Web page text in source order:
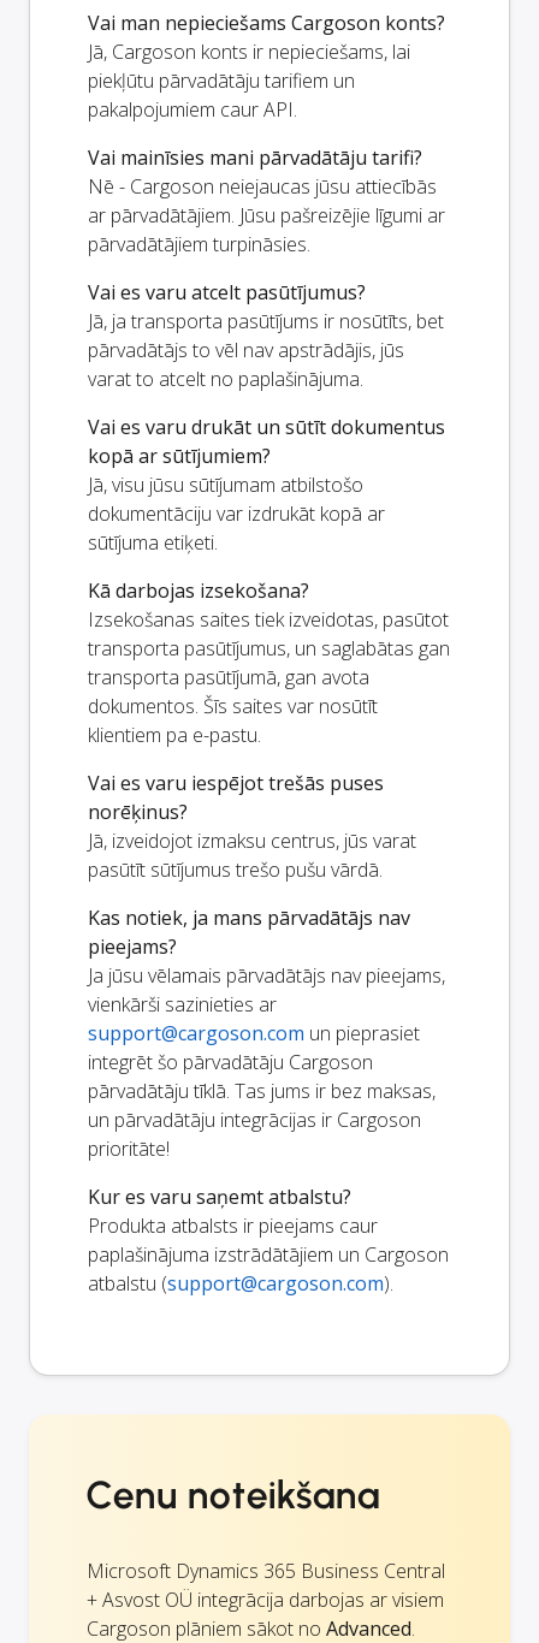
Vai man nepieciešams Cargoson konts?
Jā, Cargoson konts ir nepieciešams, lai
piekļūtu pārvadātāju tarifiem un
pakalpojumiem caur API.
Vai mainīsies mani pārvadātāju tarifi?
Nē - Cargoson neiejaucas jūsu attiecībās
ar pārvadātājiem. Jūsu pašreizējie līgumi ar
pārvadātājiem turpināsies.
Vai es varu atcelt pasūtījumus?
Jā, ja transporta pasūtījums ir nosūtīts, bet
pārvadātājs to vēl nav apstrādājis, jūs
varat to atcelt no paplašinājuma.
Vai es varu drukāt un sūtīt dokumentus
kopā ar sūtījumiem?
Jā, visu jūsu sūtījumam atbilstošo
dokumentāciju var izdrukāt kopā ar
sūtījuma etiķeti.
Kā darbojas izsekošana?
Izsekošanas saites tiek izveidotas, pasūtot
transporta pasūtījumus, un saglabātas gan
transporta pasūtījumā, gan avota
dokumentos. Šīs saites var nosūtīt
klientiem pa e-pastu.
Vai es varu iespējot trešās puses
norēķinus?
Jā, izveidojot izmaksu centrus, jūs varat
pasūtīt sūtījumus trešo pušu vārdā.
Kas notiek, ja mans pārvadātājs nav
pieejams?
Ja jūsu vēlamais pārvadātājs nav pieejams,
vienkārši sazinieties ar
support@cargoson.com un pieprasiet
integrēt šo pārvadātāju Cargoson
pārvadātāju tīklā. Tas jums ir bez maksas,
un pārvadātāju integrācijas ir Cargoson
prioritāte!
Kur es varu saņemt atbalstu?
Produkta atbalsts ir pieejams caur
paplašinājuma izstrādātājiem un Cargoson
atbalstu (support@cargoson.com).
Cenu noteikšana
Microsoft Dynamics 365 Business Central
+ Asvost OÜ integrācija darbojas ar visiem
Cargoson plāniem sākot no Advanced.